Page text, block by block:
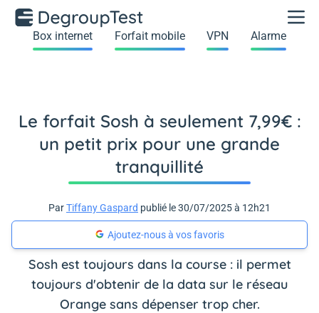
Box internet Forfait mobile VPN Alarme
Le forfait Sosh à seulement 7,99€ :
un petit prix pour une grande
tranquillité
ParTiffany Gaspard publié le 30/07/2025 à 12h21
Ajoutez-nous à vos favoris
Sosh est toujours dans la course : il permet
toujours d'obtenir de la data sur le réseau
Orange sans dépenser trop cher.